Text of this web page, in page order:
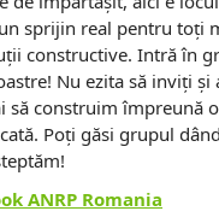
sprijin real pentru toți
constructive. Intră în
Nu ezita să inviți și
să construim împreună
Poți găsi grupul
ANRP Romania